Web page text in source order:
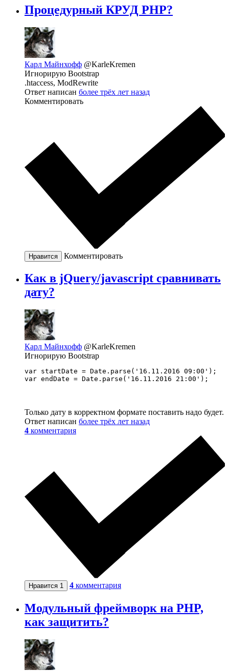
Процедурный КРУД PHP?
Карл Майнхофф @KarleKremen
Игнорирую Bootstrap
.htaccess, ModRewrite
Ответ написан более трёх лет назад
Комментировать
Нравится Комментировать
Как в jQuery/javascript сравнивать
дату?
Карл Майнхофф @KarleKremen
Игнорирую Bootstrap
var startDate = Date.parse('16.11.2016 09:00');
var endDate = Date.parse('16.11.2016 21:00');
Только дату в корректном формате поставить надо будет.
Ответ написан более трёх лет назад
4 комментария
Нравится 1 4 комментария
Модульный фреймворк на PHP,
как защитить?